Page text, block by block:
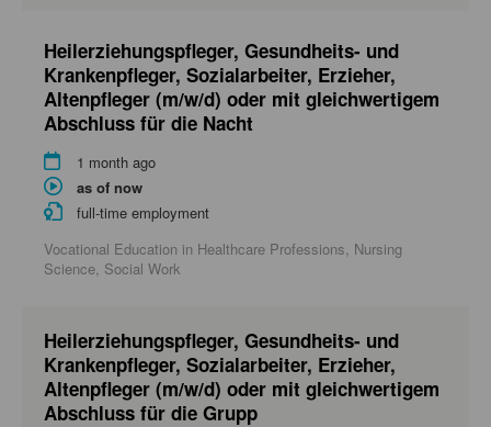
Heilerziehungspfleger, Gesundheits- und
Krankenpfleger, Sozialarbeiter, Erzieher,
Altenpfleger (m/w/d) oder mit gleichwertigem
Abschluss für die Nacht
1 month ago
as of now
full-time employment
Vocational Education in Healthcare Professions, Nursing
Science, Social Work
Heilerziehungspfleger, Gesundheits- und
Krankenpfleger, Sozialarbeiter, Erzieher,
Altenpfleger (m/w/d) oder mit gleichwertigem
Abschluss für die Grupp